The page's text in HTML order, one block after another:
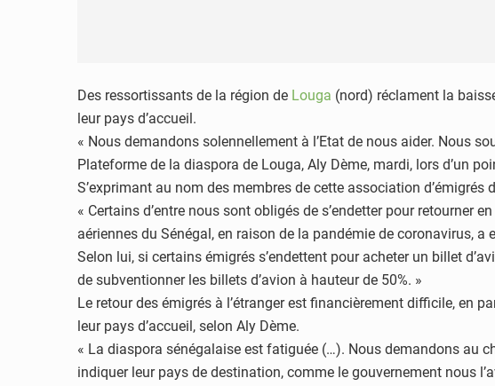
Des ressortissants de la région de Louga (nord) réclament la
leur pays d’accueil.
« Nous demandons solennellement à l’Etat de nous aider. Nous
Plateforme de la diaspora de Louga, Aly Dème, mardi, lors d’un
S’exprimant au nom des membres de cette association
« Certains d’entre nous sont obligés de s’endetter pour retourner
aériennes du Sénégal, en raison de la pandémie de coronavirus,
Selon lui, si certains émigrés s’endettent pour acheter un billet
de subventionner les billets d’avion à hauteur de 50%. »
Le retour des émigrés à l’étranger est financièrement difficile, en
leur pays d’accueil, selon Aly Dème.
« La diaspora sénégalaise est fatiguée (…). Nous demandons au
indiquer leur pays de destination, comme le gouvernement nous